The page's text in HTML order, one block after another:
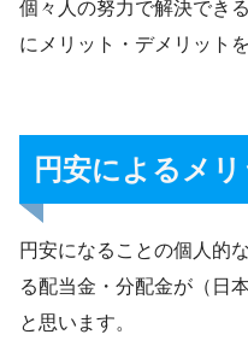
個々人の努力で解決でき
にメリット・デメリット
円安によるメリ
円安になることの個人的
る配当金・分配金が（日
と思います。